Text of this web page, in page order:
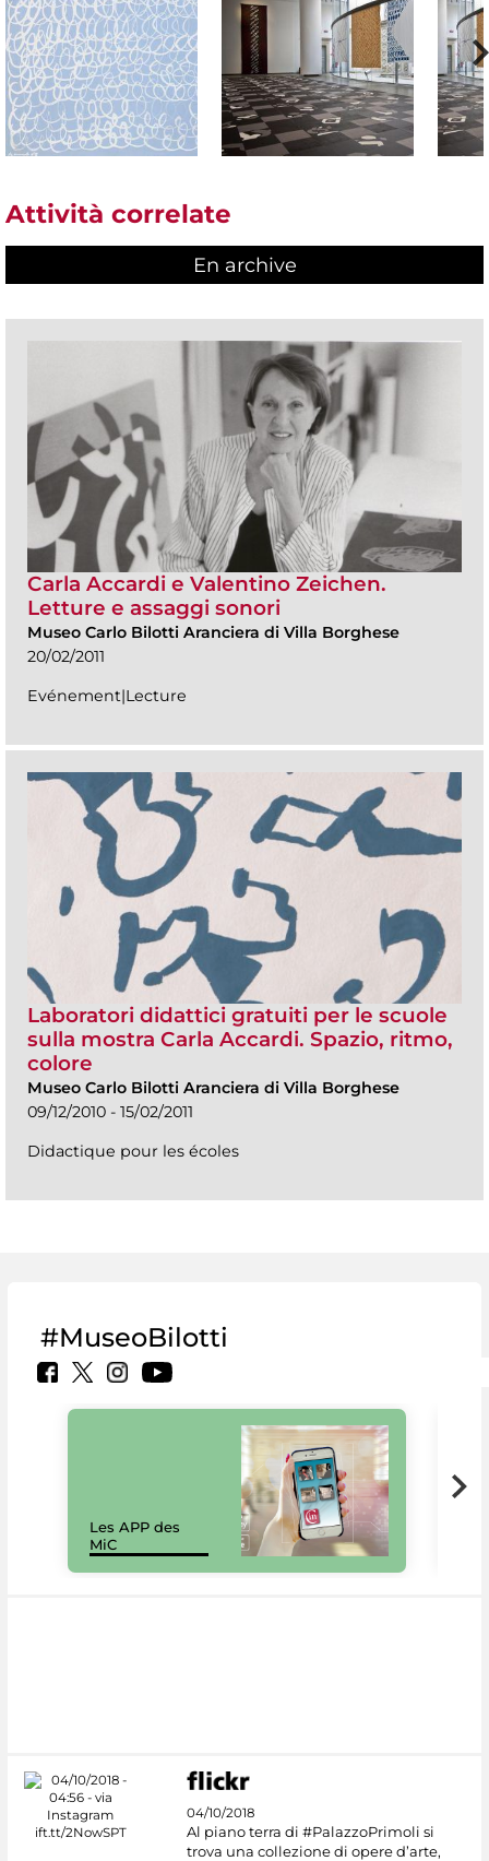
Attività correlate
En archive
Carla Accardi e Valentino Zeichen.
Letture e assaggi sonori
Museo Carlo Bilotti Aranciera di Villa Borghese
20/02/2011
Evénement|Lecture
Laboratori didattici gratuiti per le scuole
sulla mostra Carla Accardi. Spazio, ritmo,
colore
Museo Carlo Bilotti Aranciera di Villa Borghese
09/12/2010 - 15/02/2011
Didactique pour les écoles
#MuseoBilotti
Les APP des
MiC
04/10/2018
Al piano terra di #PalazzoPrimoli si
trova una collezione di opere d’arte,